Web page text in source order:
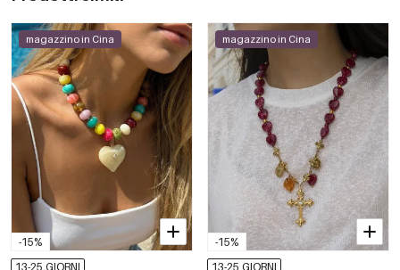
-15%
magazzino in Cina
13-25 GIORNI
-15%
magazzino in Cina
13-25 GIORNI